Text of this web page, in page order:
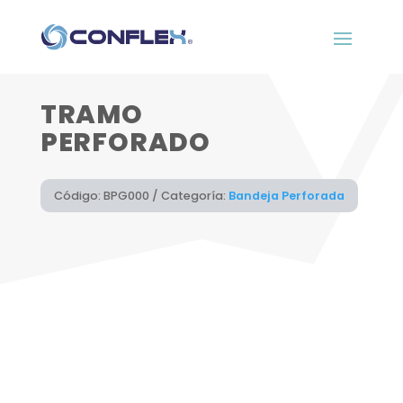
TRAMO
PERFORADO
Código: BPG000 Categoría: Bandeja Perforada